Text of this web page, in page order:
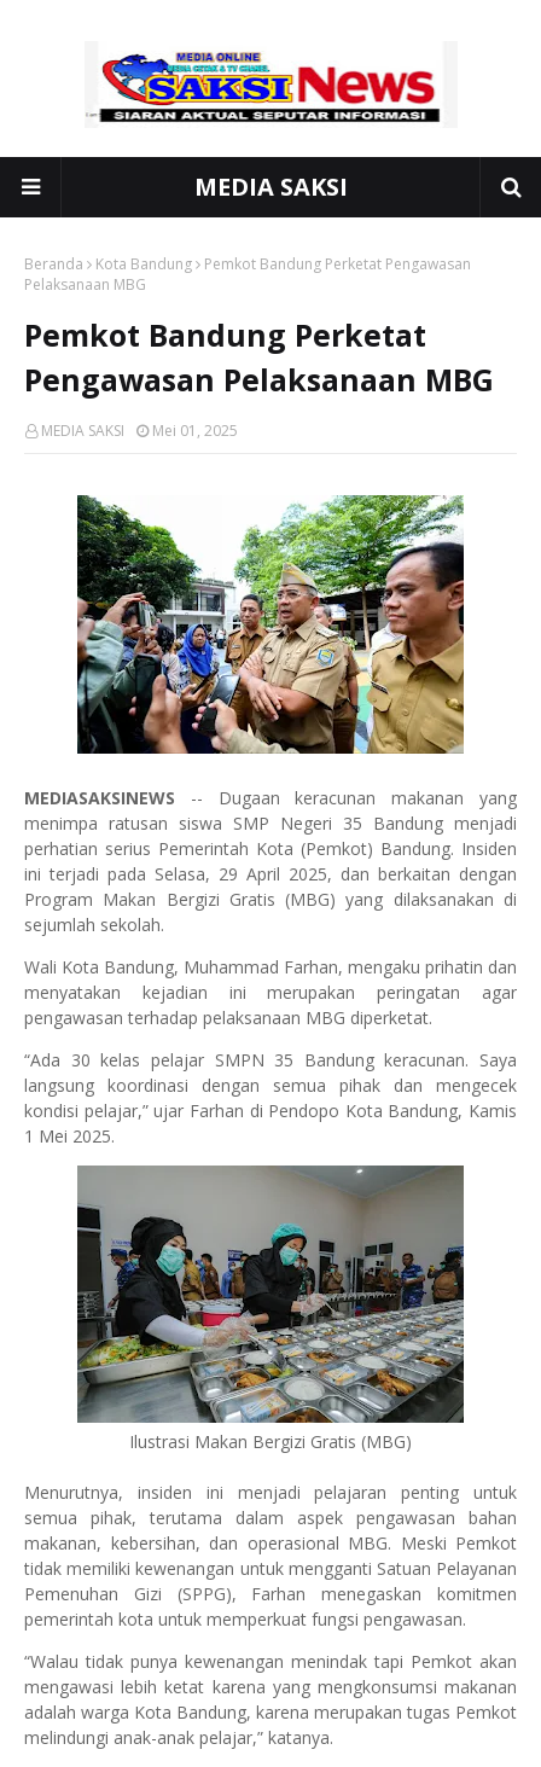
MEDIA SAKSI
Beranda Kota Bandung
Pemkot Bandung Perketat Pengawasan
Pelaksanaan MBG
Pemkot Bandung Perketat
Pengawasan Pelaksanaan MBG
MEDIA SAKSI Mei 01, 2025
MEDIASAKSINEWS -- Dugaan keracunan makanan yang
menimpa ratusan siswa SMP Negeri 35 Bandung menjadi
perhatian serius Pemerintah Kota (Pemkot) Bandung. Insiden
ini terjadi pada Selasa, 29 April 2025, dan berkaitan dengan
Program Makan Bergizi Gratis (MBG) yang dilaksanakan di
sejumlah sekolah.
Wali Kota Bandung, Muhammad Farhan, mengaku prihatin dan
menyatakan kejadian ini merupakan peringatan agar
pengawasan terhadap pelaksanaan MBG diperketat.
“Ada 30 kelas pelajar SMPN 35 Bandung keracunan. Saya
langsung koordinasi dengan semua pihak dan mengecek
kondisi pelajar,” ujar Farhan di Pendopo Kota Bandung, Kamis
1 Mei 2025.
Ilustrasi Makan Bergizi Gratis (MBG)
Menurutnya, insiden ini menjadi pelajaran penting untuk
semua pihak, terutama dalam aspek pengawasan bahan
makanan, kebersihan, dan operasional MBG. Meski Pemkot
tidak memiliki kewenangan untuk mengganti Satuan Pelayanan
Pemenuhan Gizi (SPPG), Farhan menegaskan komitmen
pemerintah kota untuk memperkuat fungsi pengawasan.
“Walau tidak punya kewenangan menindak tapi Pemkot akan
mengawasi lebih ketat karena yang mengkonsumsi makanan
adalah warga Kota Bandung, karena merupakan tugas Pemkot
melindungi anak-anak pelajar,” katanya.